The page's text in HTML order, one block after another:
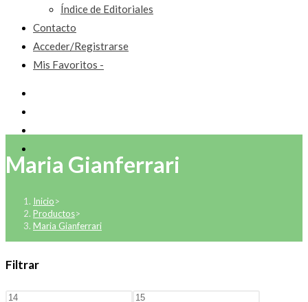
Índice de Editoriales
Contacto
Acceder/Registrarse
Mis Favoritos -
Maria Gianferrari
Inicio>
Productos>
Maria Gianferrari
Filtrar